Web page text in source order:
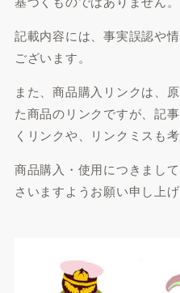
記載内容には、事実誤認や
ございます。
また、商品購入リンクは、
た商品のリンクですが、記
くリンクや、リンクミスも考
商品購入・使用につきまし
さいますようお願い申し上げ